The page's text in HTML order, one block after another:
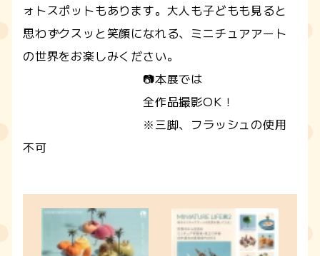
ォトスポットもあります。大人も子どもも見ると
思わずクスッと笑顔になれる、ミニチュアアート
の世界をお楽しみください。
📷本展では
全作品撮影OK！
※三脚、フラッシュの使用
不可